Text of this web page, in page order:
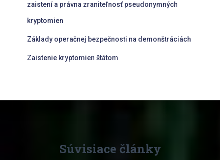
zaistení a právna zraniteľnosť pseudonymných
kryptomien
Základy operačnej bezpečnosti na demonštráciách
Zaistenie kryptomien štátom
Súvisiace články